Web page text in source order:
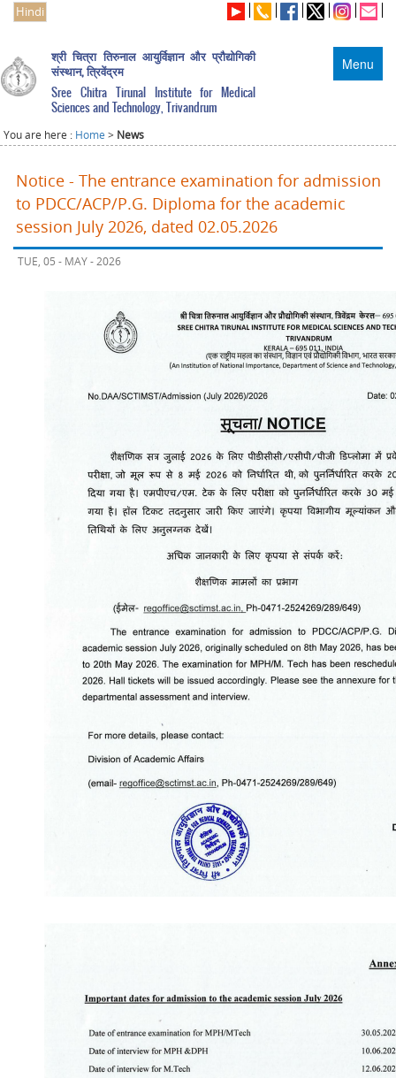
Hindi
Menu
श्री चित्रा तिरुनाल आयुर्विज्ञान और प्रौद्योगिकी
संस्थान, त्रिवेंद्रम
Sree Chitra Tirunal Institute for Medical
Sciences and Technology, Trivandrum
You are here : Home > News
Notice - The entrance examination for admission
to PDCC/ACP/P.G. Diploma for the academic
session July 2026, dated 02.05.2026
TUE, 05 - MAY - 2026